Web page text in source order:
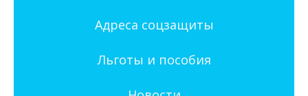
Адреса соцзащиты
Льготы и пособия